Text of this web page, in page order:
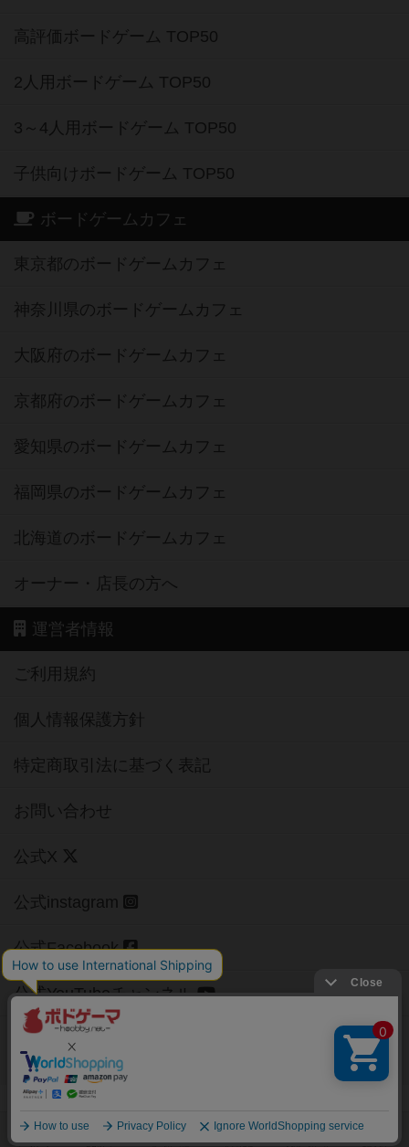
高評価ボードゲーム TOP50
2人用ボードゲーム TOP50
3～4人用ボードゲーム TOP50
子供向けボードゲーム TOP50
ボードゲームカフェ
東京都のボードゲームカフェ
神奈川県のボードゲームカフェ
大阪府のボードゲームカフェ
京都府のボードゲームカフェ
愛知県のボードゲームカフェ
福岡県のボードゲームカフェ
北海道のボードゲームカフェ
オーナー・店長の方へ
運営者情報
ご利用規約
個人情報保護方針
特定商取引法に基づく表記
お問い合わせ
公式X
公式instagram
公式Facebook
公式YouTubeチャンネル